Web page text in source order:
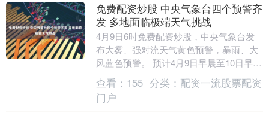
免费配资炒股 中央气象台四个预警齐
发 多地面临极端天气挑战
4月9日6时免费配资炒股，中央气象台发
布大雾、强对流天气黄色预警，暴雨、大
风蓝色预警。 预计4月9日早晨至10日早
晨，渤海西部海域、黄海中部和南部海
域、成山头附....
查看： 155 分类： 配资一流股票配资
门户